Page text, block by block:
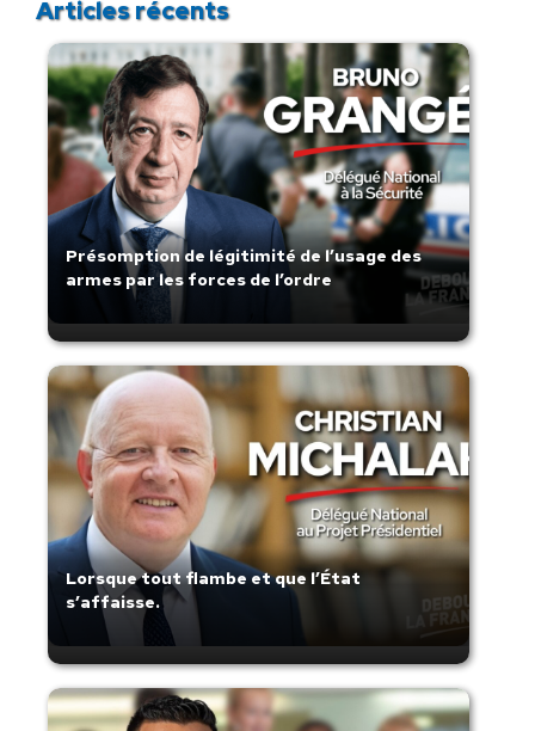
Articles récents
Présomption de légitimité de l’usage des
armes par les forces de l’ordre
Lorsque tout flambe et que l’État
s’affaisse.